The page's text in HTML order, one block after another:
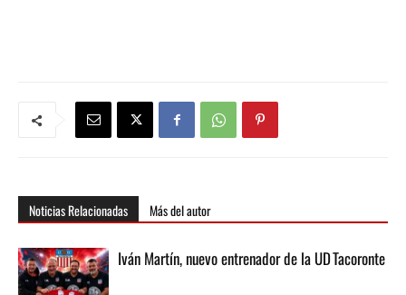
Noticias Relacionadas Más del autor
Iván Martín, nuevo entrenador de la UD Tacoronte